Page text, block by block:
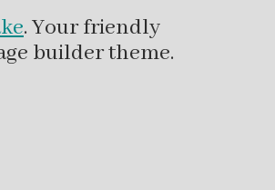
. Your friendly
builder theme.